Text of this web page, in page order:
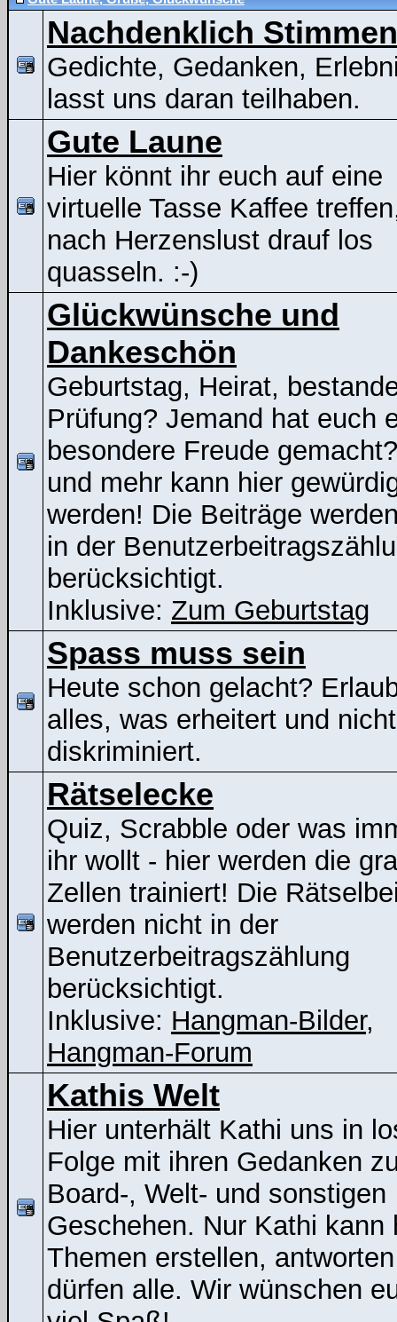
Nachdenklich
Gedichte, Gedanken,
lasst uns daran teilhaben.
Gute Laune
Hier könnt ihr euch auf eine
virtuelle Tasse Kaffee
nach Herzenslust drauf los
quasseln. :-)
Glückwünsche und
Dankeschön
Geburtstag, Heirat,
Prüfung? Jemand hat euch
besondere Freude
und mehr kann hier
werden! Die Beiträge
in der
berücksichtigt.
Inklusive: Zum Geburtstag
Spass muss sein
Heute schon gelacht?
alles, was erheitert und nicht
diskriminiert.
Rätselecke
Quiz, Scrabble oder was
ihr wollt - hier werden die
Zellen trainiert! Die
werden nicht in der
Benutzerbeitragszählung
berücksichtigt.
Inklusive: Hangman-Bilder,
Hangman-Forum
Kathis Welt
Hier unterhält Kathi uns in
Folge mit ihren Gedanken
Board-, Welt- und sonstigen
Geschehen. Nur Kathi kann
Themen erstellen, antworten
dürfen alle. Wir wünschen